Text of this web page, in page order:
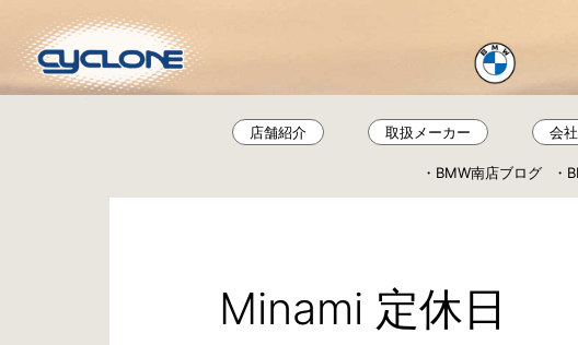
店舗紹介 取扱メーカー 会
BMW南店ブログ
Minami 定休日